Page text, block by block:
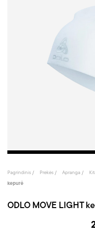
Pagrindinis Prekės Apranga
kepurė
ODLO MOVE LIGHT